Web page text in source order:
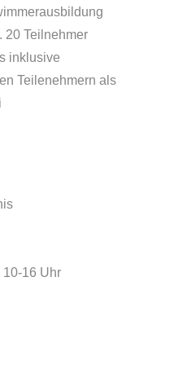
20 Teilnehmer
inklusive
Teilenehmern als
10-16 Uhr